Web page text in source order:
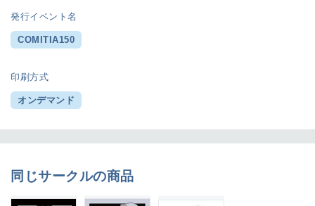
発行イベント名
COMITIA150
印刷方式
オンデマンド
同じサークルの商品